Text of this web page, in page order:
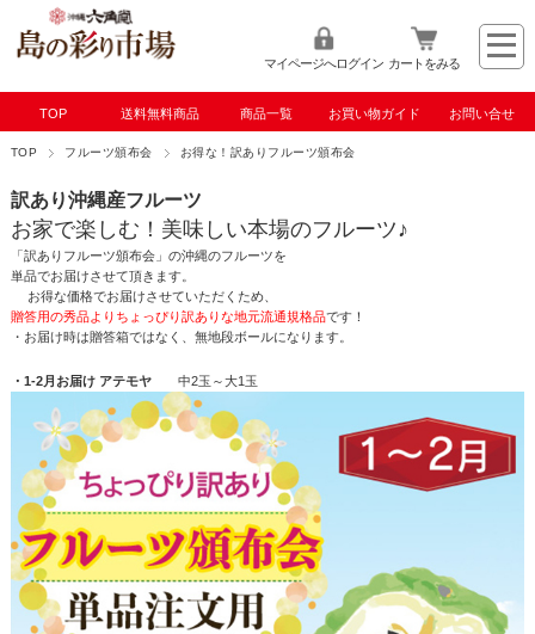
マイページへログイン カートをみる
TOP 送料無料商品 商品一覧 お買い物ガイド お問い合せ
TOP フルーツ頒布会 お得な！訳ありフルーツ頒布会
訳あり沖縄産フルーツ
お家で楽しむ！美味しい本場のフルーツ♪
「訳ありフルーツ頒布会」の沖縄のフルーツを
単品でお届けさせて頂きます。
お得な価格でお届けさせていただくため、
贈答用の秀品よりちょっぴり訳ありな地元流通規格品です！
・お届け時は贈答箱ではなく、無地段ボールになります。
・1-2月お届け アテモヤ中2玉～大1玉